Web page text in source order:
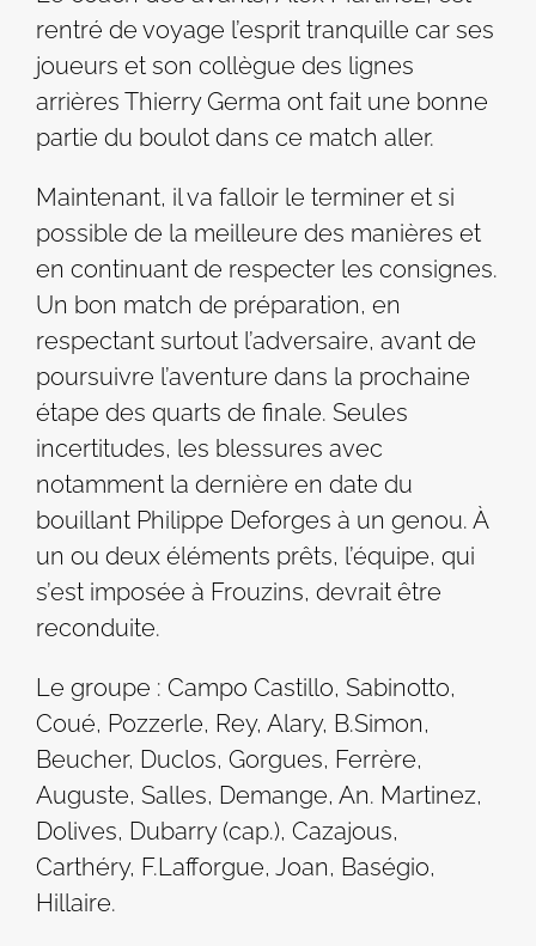
rentré de voyage l’esprit tranquille car ses
joueurs et son collègue des lignes
arrières Thierry Germa ont fait une bonne
partie du boulot dans ce match aller.
Maintenant, il va falloir le terminer et si
possible de la meilleure des manières et
en continuant de respecter les consignes.
Un bon match de préparation, en
respectant surtout l’adversaire, avant de
poursuivre l’aventure dans la prochaine
étape des quarts de finale. Seules
incertitudes, les blessures avec
notamment la dernière en date du
bouillant Philippe Deforges à un genou. À
un ou deux éléments prêts, l’équipe, qui
s’est imposée à Frouzins, devrait être
reconduite.
Le groupe : Campo Castillo, Sabinotto,
Coué, Pozzerle, Rey, Alary, B.Simon,
Beucher, Duclos, Gorgues, Ferrère,
Auguste, Salles, Demange, An. Martinez,
Dolives, Dubarry (cap.), Cazajous,
Carthéry, F.Lafforgue, Joan, Baségio,
Hillaire.